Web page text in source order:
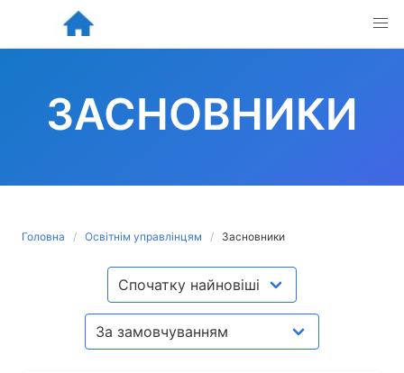
content
ЗАСНОВНИКИ
Головна Освітнім управлінцям Засновники